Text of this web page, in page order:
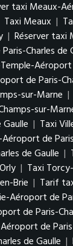
taxi Meaux-
Taxi Meaux |
| Réserver taxi
Charles de
de Paris-
sur-Marne |
sur-
| Taxi
de
de Gaulle |
| Taxi
Brie | Tarif
Aéroport de
de Paris-
de
de Gaulle |